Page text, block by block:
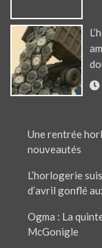
Une rentrée
nouveautés
L’horlogerie
d’avril gonflé
Ogma : La
McGonigle